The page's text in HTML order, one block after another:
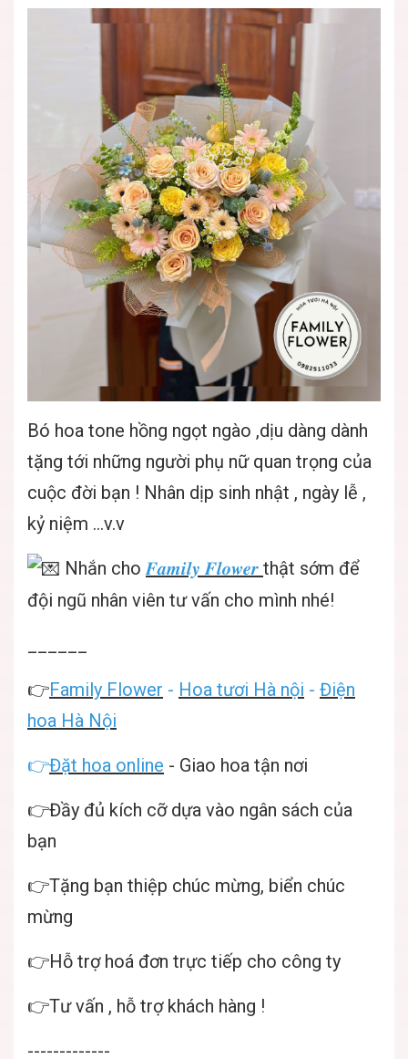
Bó hoa tone hồng ngọt ngào ,dịu dàng dành
tặng tới những người phụ nữ quan trọng của
cuộc đời bạn ! Nhân dịp sinh nhật , ngày lễ ,
kỷ niệm ...v.v
Nhắn cho 𝑭𝒂𝒎𝒊𝒍𝒚 𝑭𝒍𝒐𝒘𝒆𝒓 thật sớm để
đội ngũ nhân viên tư vấn cho mình nhé!
👉Family Flower - Hoa tươi Hà nội - Điện
hoa Hà Nội
👉Đặt hoa online - Giao hoa tận nơi
👉Đầy đủ kích cỡ dựa vào ngân sách của
bạn
👉Tặng bạn thiệp chúc mừng, biển chúc
mừng
👉Hỗ trợ hoá đơn trực tiếp cho công ty
👉Tư vấn , hỗ trợ khách hàng !
-------------